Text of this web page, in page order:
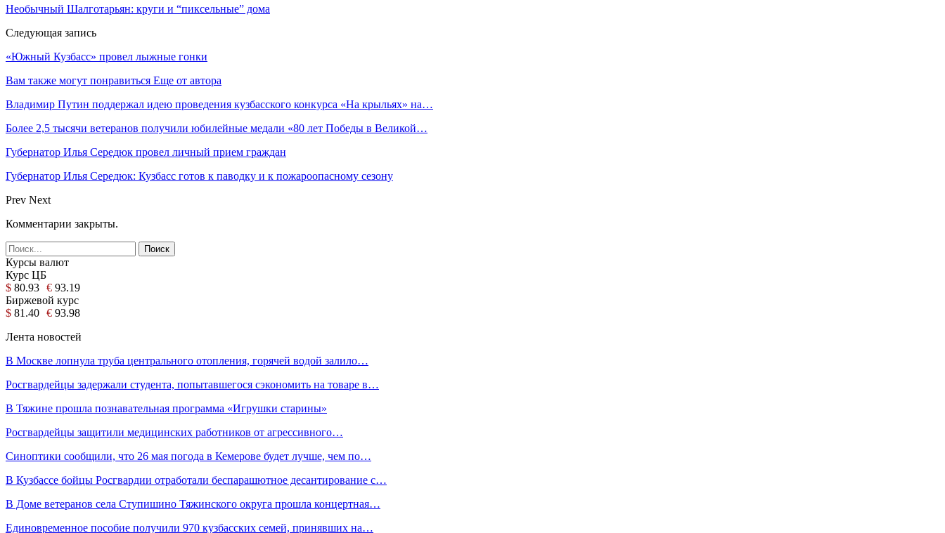
Необычный Шалготарьян: круги и “пиксельные” дома
Следующая запись
«Южный Кузбасс» провел лыжные гонки
Вам также могут понравиться Еще от автора
Владимир Путин поддержал идею проведения кузбасского конкурса «На крыльях» на…
Более 2,5 тысячи ветеранов получили юбилейные медали «80 лет Победы в Великой…
Губернатор Илья Середюк провел личный прием граждан
Губернатор Илья Середюк: Кузбасс готов к паводку и к пожароопасному сезону
Prev Next
Комментарии закрыты.
Курсы валют
Курс ЦБ
$ 80.93 € 93.19
Биржевой курс
$ 81.40 € 93.98
Лента новостей
В Москве лопнула труба центрального отопления, горячей водой залило…
Росгвардейцы задержали студента, попытавшегося сэкономить на товаре в…
В Тяжине прошла познавательная программа «Игрушки старины»
Росгвардейцы защитили медицинских работников от агрессивного…
Синоптики сообщили, что 26 мая погода в Кемерове будет лучше, чем по…
В Кузбассе бойцы Росгвардии отработали беспарашютное десантирование с…
В Доме ветеранов села Ступишино Тяжинского округа прошла концертная…
Единовременное пособие получили 970 кузбасских семей, принявших на…